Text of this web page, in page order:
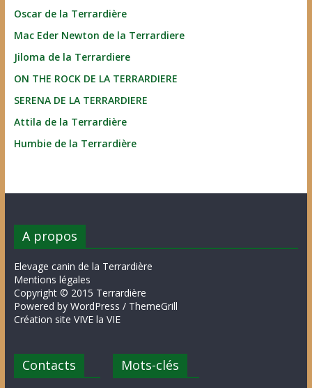
Oscar de la Terrardière
Mac Eder Newton de la Terrardiere
Jiloma de la Terrardiere
ON THE ROCK DE LA TERRARDIERE
SERENA DE LA TERRARDIERE
Attila de la Terrardière
Humbie de la Terrardière
A propos
Elevage canin de la Terrardière
Mentions légales
Copyright © 2015 Terrardière
Powered by WordPress / ThemeGrill
Création site VIVE la VIE
Contacts Mots-clés